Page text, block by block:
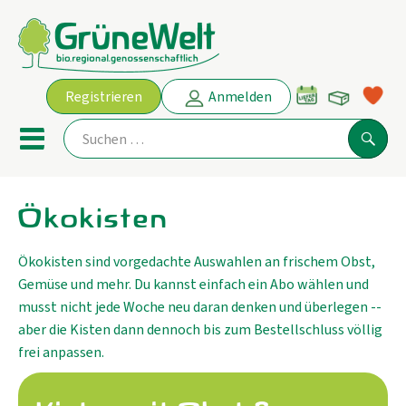
Registrieren Anmelden
Mobiles Menu öffnen oder
Angebot
THEMENWELTEN
AKTUELLE ANGEBOTE
Ökokisten
Ökokisten sind vorgedachte Auswahlen an frischem Obst,
Gemüse und mehr. Du kannst einfach ein Abo wählen und
musst nicht jede Woche neu daran denken und überlegen --
aber die Kisten dann dennoch bis zum Bestellschluss völlig
frei anpassen.